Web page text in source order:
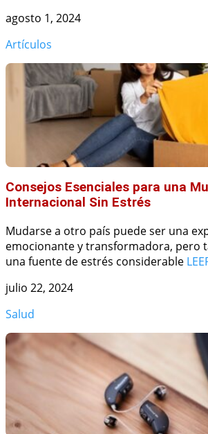
agosto 1, 2024
Artículos
Consejos Esenciales para una
Internacional Sin Estrés
Mudarse a otro país puede ser una
emocionante y transformadora, pero
una fuente de estrés considerable
julio 22, 2024
Salud